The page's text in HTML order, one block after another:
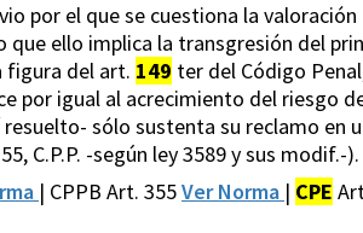
por el que se cuestiona la
que ello implica la transgresión del
figura del art. 149 ter del Código
por igual al acrecimiento del riesgo
sólo sustenta su reclamo en
C.P.P. -según ley 3589 y sus modif.-).
| CPPB Art. 355Ver Norma | CPE